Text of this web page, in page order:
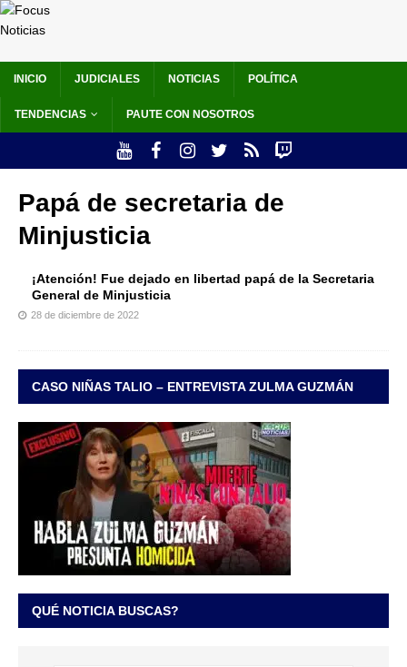
INICIO JUDICIALES NOTICIAS POLÍTICA
TENDENCIAS PAUTE CON NOSOTROS
Papá de secretaria de
Minjusticia
¡Atención! Fue dejado en libertad papá de la Secretaria
General de Minjusticia
28 de diciembre de 2022
CASO NIÑAS TALIO – ENTREVISTA ZULMA GUZMÁN
QUÉ NOTICIA BUSCAS?